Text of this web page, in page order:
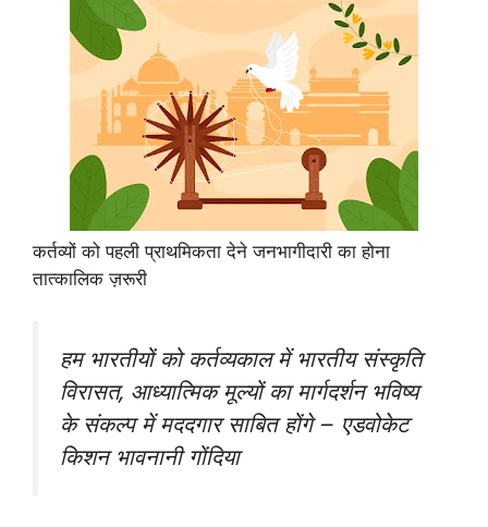
कर्तव्यों को पहली प्राथमिकता देने जनभागीदारी का होना
तात्कालिक ज़रूरी
हम भारतीयों को कर्तव्यकाल में भारतीय संस्कृति
विरासत, आध्यात्मिक मूल्यों का मार्गदर्शन भविष्य
के संकल्प में मददगार साबित होंगे – एडवोकेट
किशन भावनानी गोंदिया